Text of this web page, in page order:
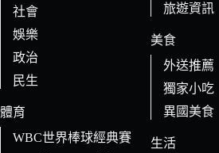
社會
娛樂
政治
民生
體育
WBC世界棒球經典賽
旅遊資訊
美食
外送推薦
獨家小吃
異國美食
生活